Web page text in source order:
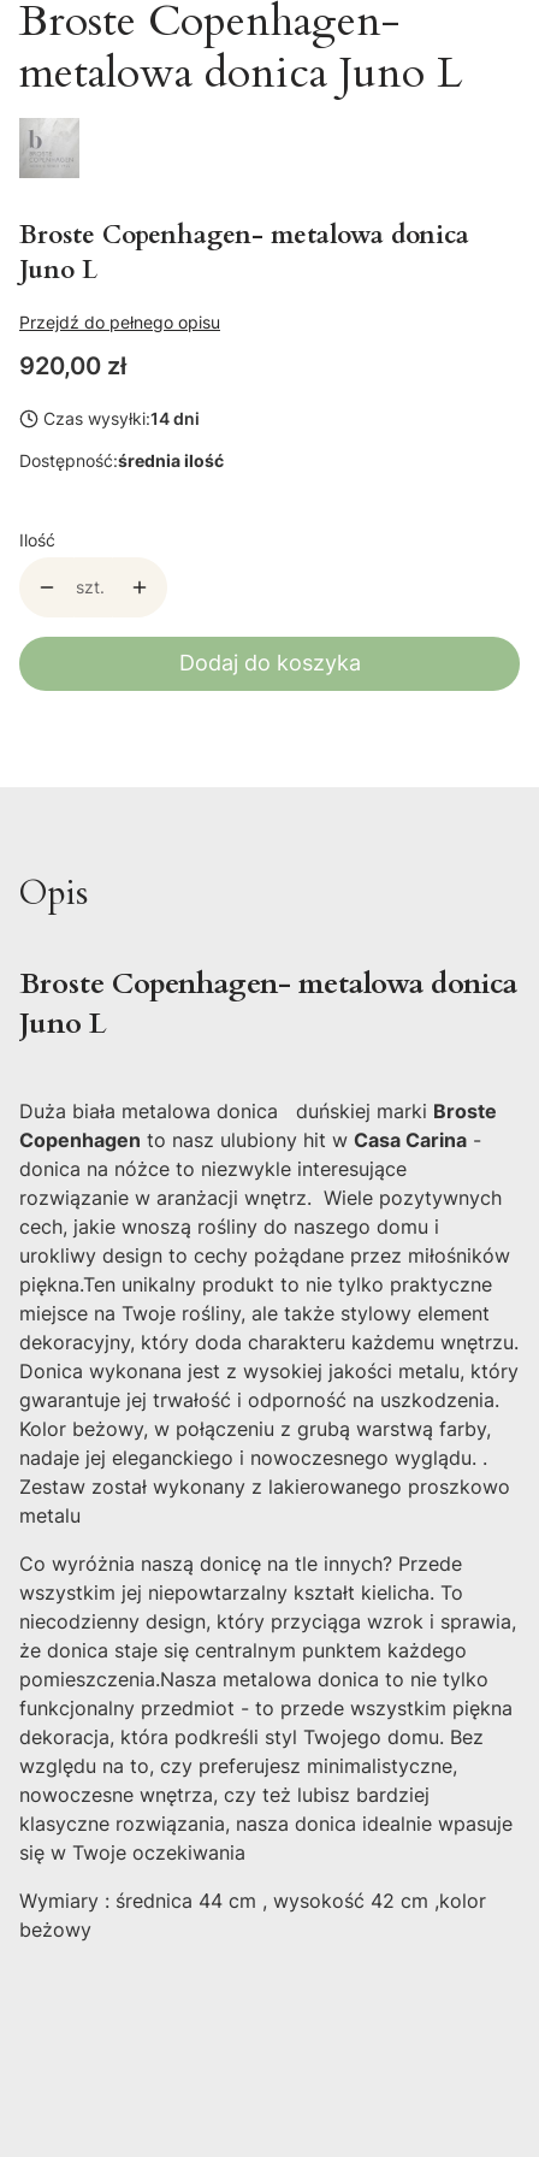
Broste Copenhagen-
metalowa donica Juno L
Broste Copenhagen- metalowa donica
Juno L
Przejdź do pełnego opisu
Cena
920,00 zł
Czas wysyłki:14 dni
Dostępność:średnia ilość
Ilość
szt.
Dodaj do koszyka
Opis
Broste Copenhagen- metalowa donica
Juno L
Duża biała metalowa donica duńskiej marki Broste
Copenhagen to nasz ulubiony hit w Casa Carina -
donica na nóżce to niezwykle interesujące
rozwiązanie w aranżacji wnętrz. Wiele pozytywnych
cech, jakie wnoszą rośliny do naszego domu i
urokliwy design to cechy pożądane przez miłośników
piękna.Ten unikalny produkt to nie tylko praktyczne
miejsce na Twoje rośliny, ale także stylowy element
dekoracyjny, który doda charakteru każdemu wnętrzu.
Donica wykonana jest z wysokiej jakości metalu, który
gwarantuje jej trwałość i odporność na uszkodzenia.
Kolor beżowy, w połączeniu z grubą warstwą farby,
nadaje jej eleganckiego i nowoczesnego wyglądu. .
Zestaw został wykonany z lakierowanego proszkowo
metalu
Co wyróżnia naszą donicę na tle innych? Przede
wszystkim jej niepowtarzalny kształt kielicha. To
niecodzienny design, który przyciąga wzrok i sprawia,
że donica staje się centralnym punktem każdego
pomieszczenia.Nasza metalowa donica to nie tylko
funkcjonalny przedmiot - to przede wszystkim piękna
dekoracja, która podkreśli styl Twojego domu. Bez
względu na to, czy preferujesz minimalistyczne,
nowoczesne wnętrza, czy też lubisz bardziej
klasyczne rozwiązania, nasza donica idealnie wpasuje
się w Twoje oczekiwania
Wymiary : średnica 44 cm , wysokość 42 cm ,kolor
beżowy